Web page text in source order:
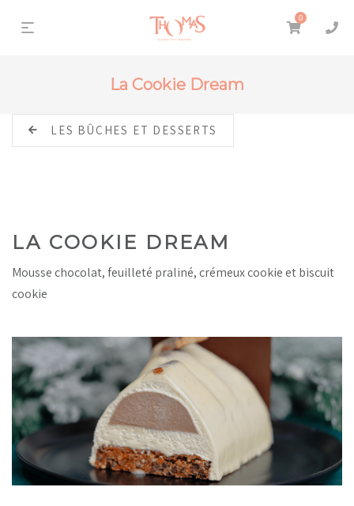
0
La Cookie Dream
LES BÛCHES ET DESSERTS
LA COOKIE DREAM
Mousse chocolat, feuilleté praliné, crémeux cookie et biscuit
cookie